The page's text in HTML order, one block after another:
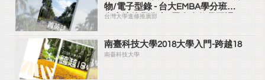
物/電子型錄 - 台大EMBA學分班、
台大法律學分班...眾多進修學習課程
台灣大學進修推廣部
南臺科技大學2018大學入門-跨越18
南臺科技大學